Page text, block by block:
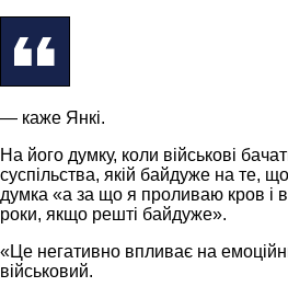
— каже Янкі.
На його думку, коли військові
суспільства, якій байдуже на те,
думка «а за що я проливаю кров і
роки, якщо решті байдуже».
«Це негативно впливає на
військовий.